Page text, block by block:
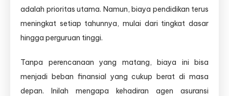
Cerdas
Masa
Depan
Pasti
adalah prioritas utama. Namun, biaya pendidikan terus
meningkat setiap tahunnya, mulai dari tingkat dasar
hingga perguruan tinggi.
Tanpa perencanaan yang matang, biaya ini bisa
menjadi beban finansial yang cukup berat di masa
depan. Inilah mengapa kehadiran agen asuransi